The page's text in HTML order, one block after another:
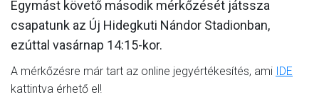
Egymást követő második mérkőzését játssza
csapatunk az Új Hidegkuti Nándor Stadionban,
ezúttal vasárnap 14:15-kor.
A mérkőzésre már tart az online jegyértékesítés, ami IDE
kattintva érhető el!